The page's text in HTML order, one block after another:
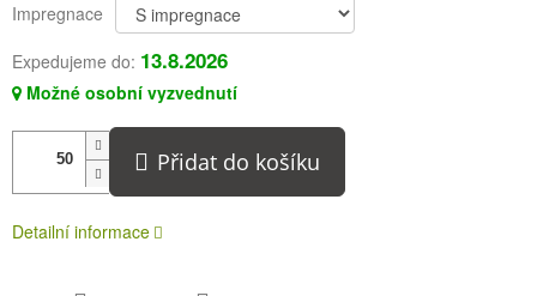
Impregnace
Expedujeme do: 13.8.2026
Možné osobní vyzvednutí
Přidat do košíku
Detailní informace